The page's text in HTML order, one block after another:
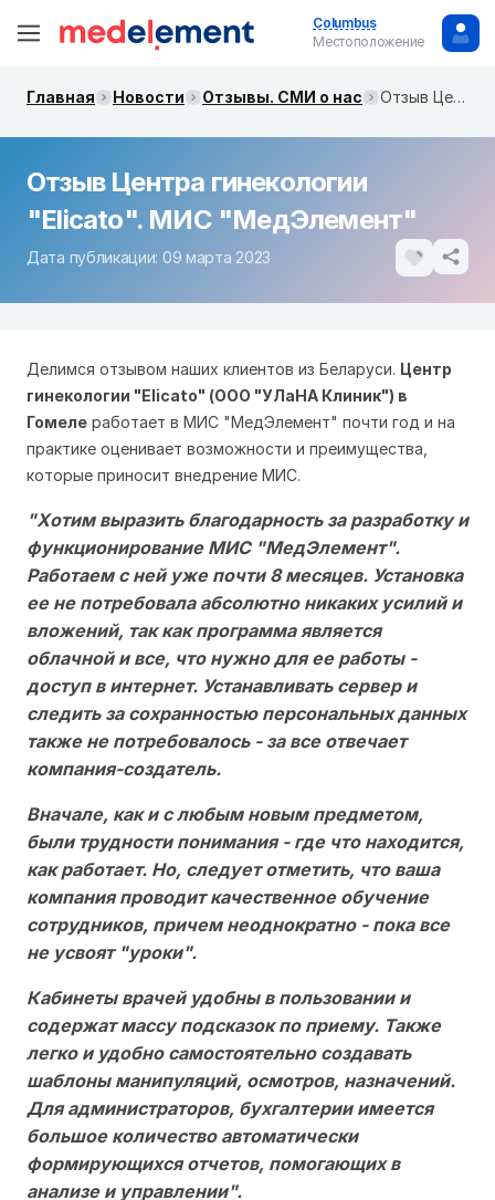
Columbus
Местоположение
Главная Новости Отзывы. СМИ о нас Отзыв Центра гинекологии "Elicato". МИС "МедЭлемент"
Отзыв Центра гинекологии
"Elicato". МИС "МедЭлемент"
Дата публикации: 09 марта 2023
Делимся отзывом наших клиентов из Беларуси. Центр
гинекологии "Elicato" (ООО "УЛаНА Клиник") в
Гомеле работает в МИС "МедЭлемент" почти год и на
практике оценивает возможности и преимущества,
которые приносит внедрение МИС.
"Хотим выразить благодарность за разработку и
функционирование МИС "МедЭлемент".
Работаем с ней уже почти 8 месяцев. Установка
ее не потребовала абсолютно никаких усилий и
вложений, так как программа является
облачной и все, что нужно для ее работы -
доступ в интернет. Устанавливать сервер и
следить за сохранностью персональных данных
также не потребовалось - за все отвечает
компания-создатель.
Вначале, как и с любым новым предметом,
были трудности понимания - где что находится,
как работает. Но, следует отметить, что ваша
компания проводит качественное обучение
сотрудников, причем неоднократно - пока все
не усвоят "уроки".
Кабинеты врачей удобны в пользовании и
содержат массу подсказок по приему. Также
легко и удобно самостоятельно создавать
шаблоны манипуляций, осмотров, назначений.
Для администраторов, бухгалтерии имеется
большое количество автоматически
формирующихся отчетов, помогающих в
анализе и управлении".